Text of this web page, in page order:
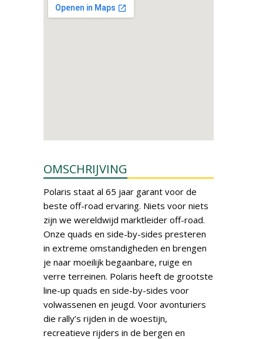
OMSCHRIJVING
Polaris staat al 65 jaar garant voor de
beste off-road ervaring. Niets voor niets
zijn we wereldwijd marktleider off-road.
Onze quads en side-by-sides presteren
in extreme omstandigheden en brengen
je naar moeilijk begaanbare, ruige en
verre terreinen. Polaris heeft de grootste
line-up quads en side-by-sides voor
volwassenen en jeugd. Voor avonturiers
die rally’s rijden in de woestijn,
recreatieve rijders in de bergen en